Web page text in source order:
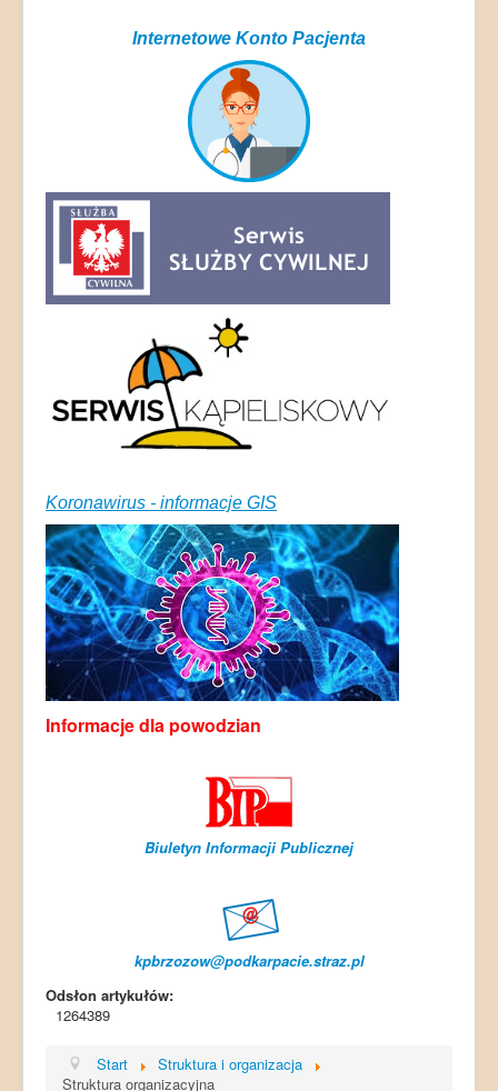
Internetowe Konto Pacjenta
Koronawirus - informacje GIS
Informacje dla powodzian
Biuletyn Informacji Publicznej
kpbrzozow@podkarpacie.straz.pl
Odsłon artykułów:
1264389
Start
Struktura i organizacja
Struktura organizacyjna